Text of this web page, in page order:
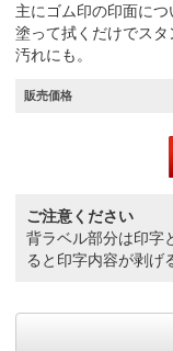
主にゴム印の印面につ
塗って拭くだけでス
汚れにも。
販売価格
ご注意ください
背ラベル部分は印字
ると印字内容が剥げ